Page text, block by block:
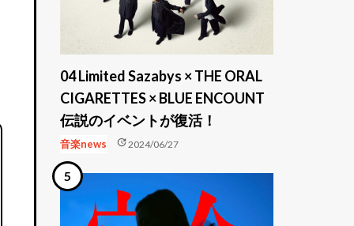
04 Limited Sazabys × THE ORAL
CIGARETTES × BLUE ENCOUNT
伝説のイベントが復活！
音楽news update2024/06/27